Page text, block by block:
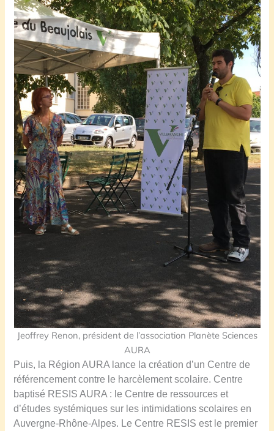
Jeoffrey Renon, président de l’association Planète Sciences
AURA
Puis, la Région AURA lance la création d’un Centre de
référencement contre le harcèlement scolaire. Centre
baptisé RESIS AURA : le Centre de ressources et
d’études systémiques sur les intimidations scolaires en
Auvergne-Rhône-Alpes. Le Centre RESIS est le premier